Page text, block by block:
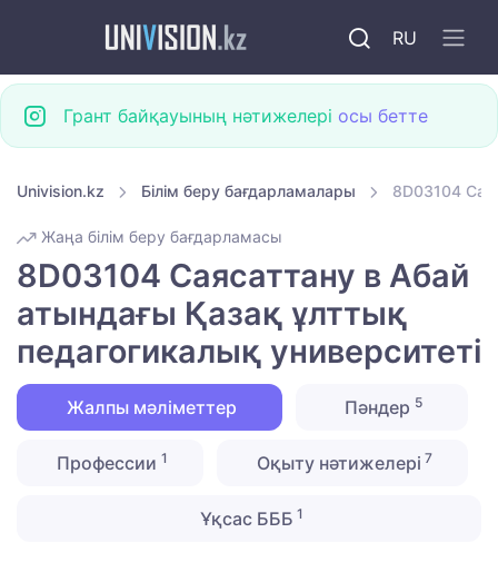
RU
Грант байқауының нәтижелері осы бетте
Univision.kz Білім беру бағдарламалары 8D03104
Жаңа білім беру бағдарламасы
8D03104 Саясаттану в Абай
атындағы Қазақ ұлттық
педагогикалық университеті
Жалпы мәліметтер Пәндер 5
Профессии 1 Оқыту нәтижелері 7
Ұқсас БББ 1